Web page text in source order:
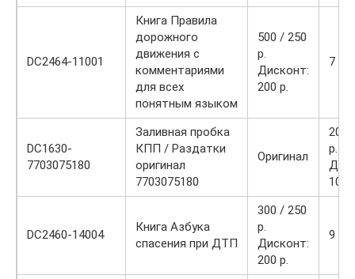
DC2464-11001
Книга Правила
дорожного
движения с
комментариями
для всех
понятным языком
500 / 250
р.
Дисконт:
200 р.
7
DC1630-
7703075180
Заливная пробка
КПП / Раздатки
оригинал
7703075180
Оригинал
200
р.
100
DC2460-14004
Книга Азбука
спасения при ДТП
300 / 250
р.
Дисконт:
200 р.
9